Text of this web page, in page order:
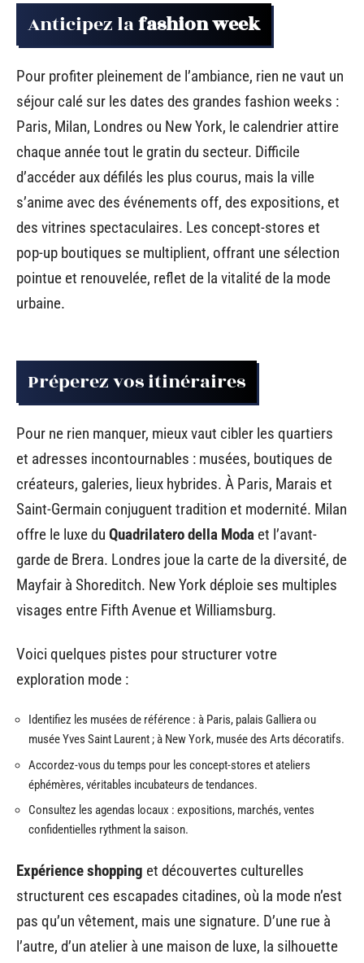
Anticipez lafashion week
Pour profiter pleinement de l’ambiance, rien ne vaut un
séjour calé sur les dates des grandes fashion weeks :
Paris, Milan, Londres ou New York, le calendrier attire
chaque année tout le gratin du secteur. Difficile
d’accéder aux défilés les plus courus, mais la ville
s’anime avec des événements off, des expositions, et
des vitrines spectaculaires. Les concept-stores et
pop-up boutiques se multiplient, offrant une sélection
pointue et renouvelée, reflet de la vitalité de la mode
urbaine.
Préperez vos itinéraires
Pour ne rien manquer, mieux vaut cibler les quartiers
et adresses incontournables : musées, boutiques de
créateurs, galeries, lieux hybrides. À Paris, Marais et
Saint-Germain conjuguent tradition et modernité. Milan
offre le luxe du Quadrilatero della Moda et l’avant-
garde de Brera. Londres joue la carte de la diversité, de
Mayfair à Shoreditch. New York déploie ses multiples
visages entre Fifth Avenue et Williamsburg.
Voici quelques pistes pour structurer votre
exploration mode :
Identifiez les musées de référence : à Paris, palais Galliera ou
musée Yves Saint Laurent ; à New York, musée des Arts décoratifs.
Accordez-vous du temps pour les concept-stores et ateliers
éphémères, véritables incubateurs de tendances.
Consultez les agendas locaux : expositions, marchés, ventes
confidentielles rythment la saison.
Expérience shopping et découvertes culturelles
structurent ces escapades citadines, où la mode n’est
pas qu’un vêtement, mais une signature. D’une rue à
l’autre, d’un atelier à une maison de luxe, la silhouette